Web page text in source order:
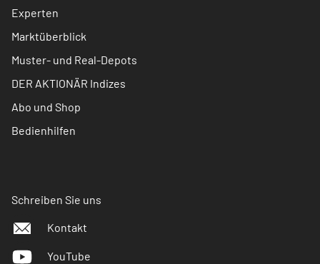
Experten
Marktüberblick
Muster- und Real-Depots
DER AKTIONÄR Indizes
Abo und Shop
Bedienhilfen
Schreiben Sie uns
Kontakt
YouTube